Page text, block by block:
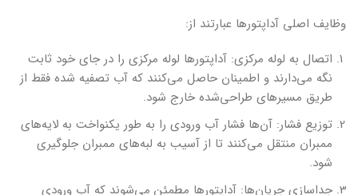
وظایف اصلی آداپتورها عبارتند از:
اتصال به لوله مرکزی: آداپتورها لوله مرکزی را در جای خود ثابت
نگه می‌دارند و اطمینان حاصل می‌کنند که آب تصفیه شده فقط از
طریق مسیرهای طراحی‌شده خارج شود.
توزیع فشار: آن‌ها فشار آب ورودی را به طور یکنواخت به لایه‌های
ممبران منتقل می‌کنند تا از آسیب به لبه‌های ممبران جلوگیری
شود.
جداسازی جریان‌ها: آداپتورها مطمئن می‌شوند که آب ورودی